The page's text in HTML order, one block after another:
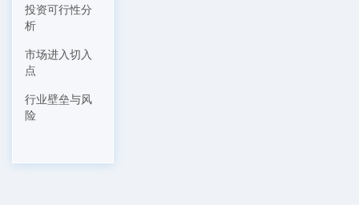
投资可行性分
析
市场进入切入
点
行业壁垒与风
险